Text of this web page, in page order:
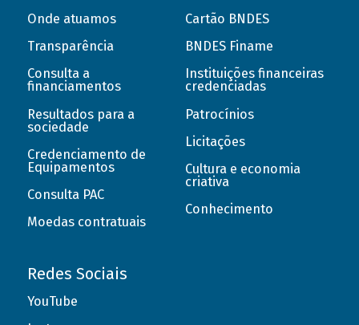
Onde atuamos
Transparência
Consulta a
financiamentos
Resultados para a
sociedade
Credenciamento de
Equipamentos
Consulta PAC
Moedas contratuais
Cartão BNDES
BNDES Finame
Instituições financeiras
credenciadas
Patrocínios
Licitações
Cultura e economia
criativa
Conhecimento
Redes Sociais
YouTube